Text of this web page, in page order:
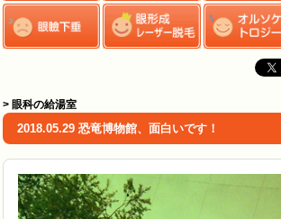
> 眼科の給湯室
2018.05.29 恐竜博物館、面白いです！